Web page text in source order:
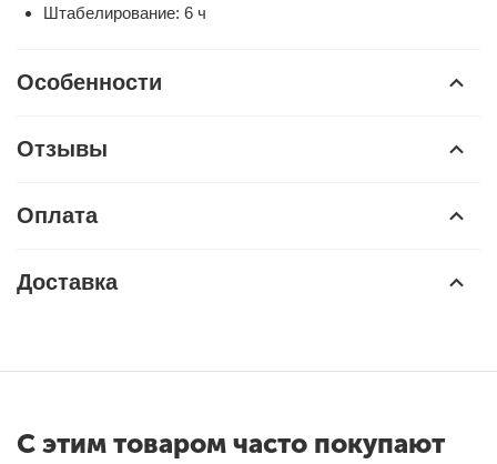
Штабелирование: 6 ч
Особенности
Отзывы
Оплата
Доставка
С этим товаром часто покупают